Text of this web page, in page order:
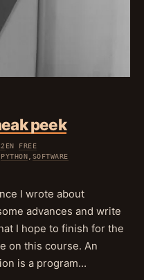
peek
EN FREE
PYTHON, SOFTWARE
I wrote about
advances and write
I hope to finish for the
on this course. An
is a program…